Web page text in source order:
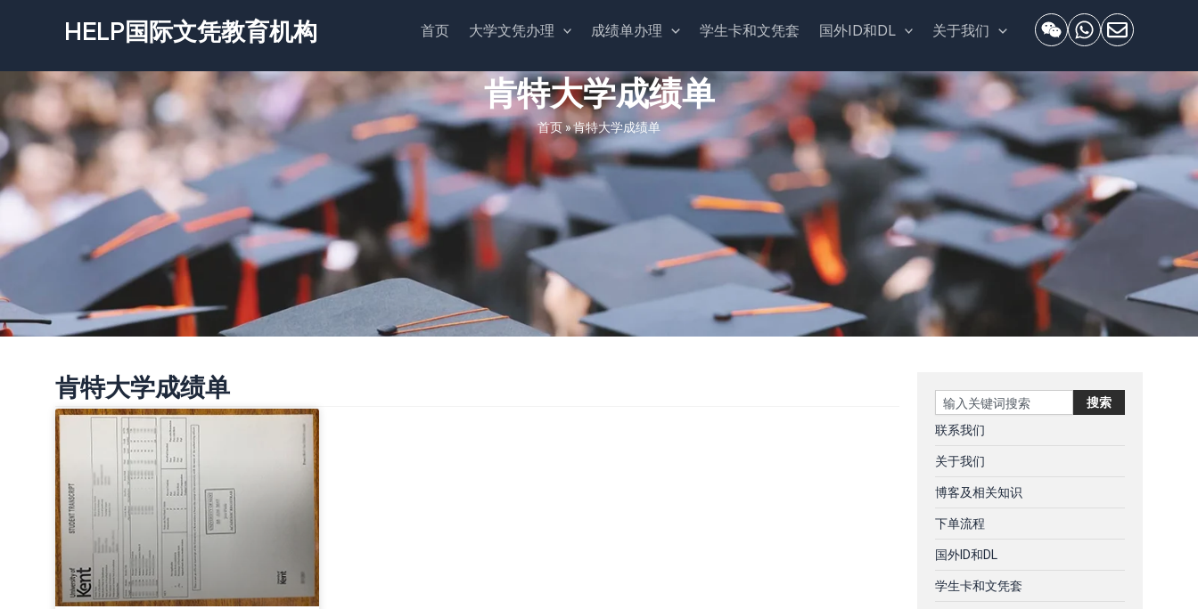
容
HELP国际文凭教育机构 首页 大学文凭办理 成绩单办理 学生卡和文凭套 国外ID和DL 关于我们
肯特大学成绩单
首页»肯特大学成绩单
肯特大学成绩单 Search 搜索
联系我们
关于我们
博客及相关知识
下单流程
国外ID和DL
学生卡和文凭套